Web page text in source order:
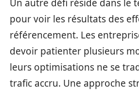
Un autre défi réside dans le
pour voir les résultats des
référencement. Les
devoir patienter plusieurs
leurs optimisations ne se
trafic accru. Une approche